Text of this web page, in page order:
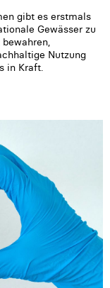
gibt es erstmals
Gewässer zu
Nutzung
in Kraft.